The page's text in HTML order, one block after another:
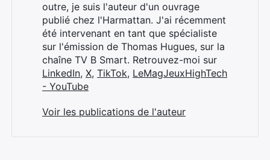
outre, je suis l'auteur d'un ouvrage
publié chez l'Harmattan. J'ai récemment
été intervenant en tant que spécialiste
sur l'émission de Thomas Hugues, sur la
chaîne TV B Smart. Retrouvez-moi sur
LinkedIn, X, TikTok, LeMagJeuxHighTech
- YouTube
Voir les publications de l'auteur